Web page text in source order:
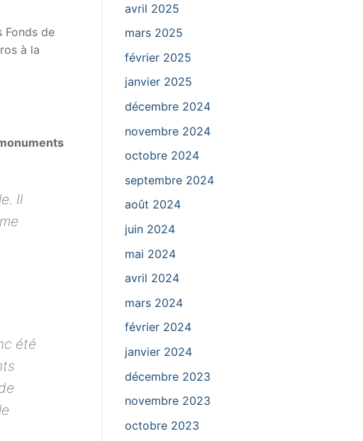
Fonds de
à la
Il
été
avril 2025
mars 2025
février 2025
janvier 2025
décembre 2024
novembre 2024
octobre 2024
septembre 2024
août 2024
juin 2024
mai 2024
avril 2024
mars 2024
février 2024
janvier 2024
décembre 2023
novembre 2023
octobre 2023